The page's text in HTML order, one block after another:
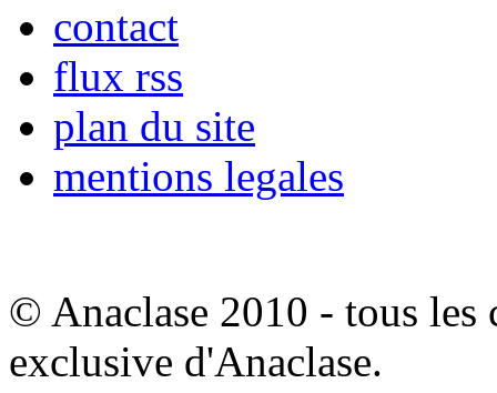
contact
flux rss
plan du site
mentions legales
© Anaclase 2010 - tous les
exclusive d'Anaclase.